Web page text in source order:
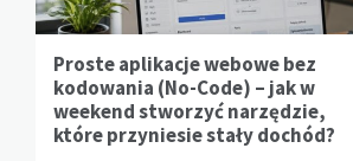
Proste aplikacje webowe bez
kodowania (No-Code) – jak w
weekend stworzyć narzędzie,
które przyniesie stały dochód?